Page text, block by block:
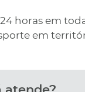
horas em
em